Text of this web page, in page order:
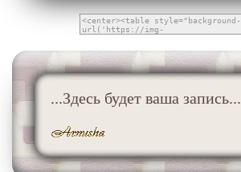
...Здесь будет ваша запись...